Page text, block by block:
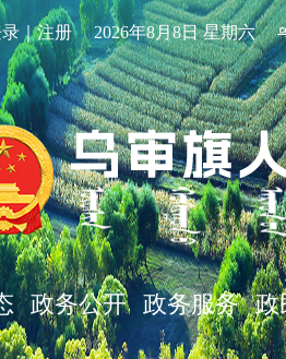
｜注册 2026年8月8日 星期六
政务公开 政务服务 政